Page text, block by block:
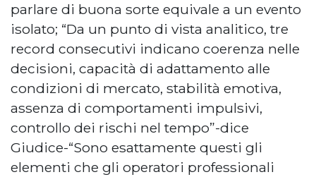
parlare di buona sorte equivale a un evento
isolato; “Da un punto di vista analitico, tre
record consecutivi indicano coerenza nelle
decisioni, capacità di adattamento alle
condizioni di mercato, stabilità emotiva,
assenza di comportamenti impulsivi,
controllo dei rischi nel tempo”-dice
Giudice-“Sono esattamente questi gli
elementi che gli operatori professionali